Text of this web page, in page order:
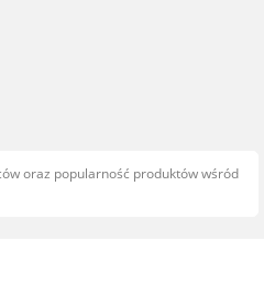
oraz popularność produktów wśród